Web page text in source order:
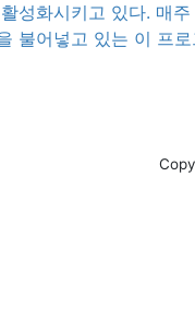
성화시키고 있다. 매
불어넣고 있는 이 프로